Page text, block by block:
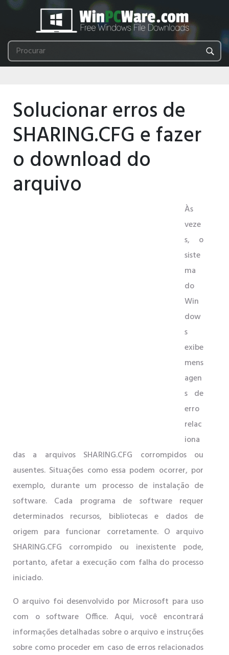
Solucionar erros de
SHARING.CFG e fazer
o download do
arquivo
Às
veze
s, o
siste
ma
do
Win
dow
s
exibe
mens
agen
s de
erro
relac
iona
das a arquivos SHARING.CFG corrompidos ou
ausentes. Situações como essa podem ocorrer, por
exemplo, durante um processo de instalação de
software. Cada programa de software requer
determinados recursos, bibliotecas e dados de
origem para funcionar corretamente. O arquivo
SHARING.CFG corrompido ou inexistente pode,
portanto, afetar a execução com falha do processo
iniciado.
O arquivo foi desenvolvido por Microsoft para uso
com o software Office. Aqui, você encontrará
informações detalhadas sobre o arquivo e instruções
sobre como proceder em caso de erros relacionados